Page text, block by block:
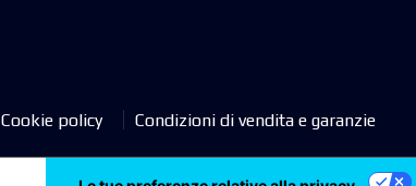
Cookie policy Condizioni di vendita e garanzie